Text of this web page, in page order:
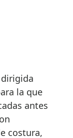
la que
antes
costura,